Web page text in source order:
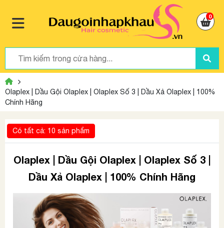
0
Olaplex | Dầu Gội Olaplex | Olaplex Số 3 | Dầu Xả Olaplex | 100%
Chính Hãng
Có tất cả: 10 sản phẩm
Olaplex | Dầu Gội Olaplex | Olaplex Số 3 |
Dầu Xả Olaplex | 100% Chính Hãng